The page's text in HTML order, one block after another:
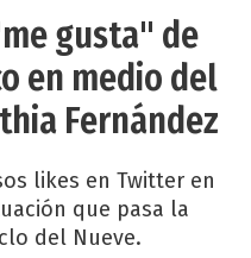
gusta" de
en medio del
Fernández
likes en Twitter en
que pasa la
del Nueve.